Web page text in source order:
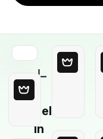
Modello
in